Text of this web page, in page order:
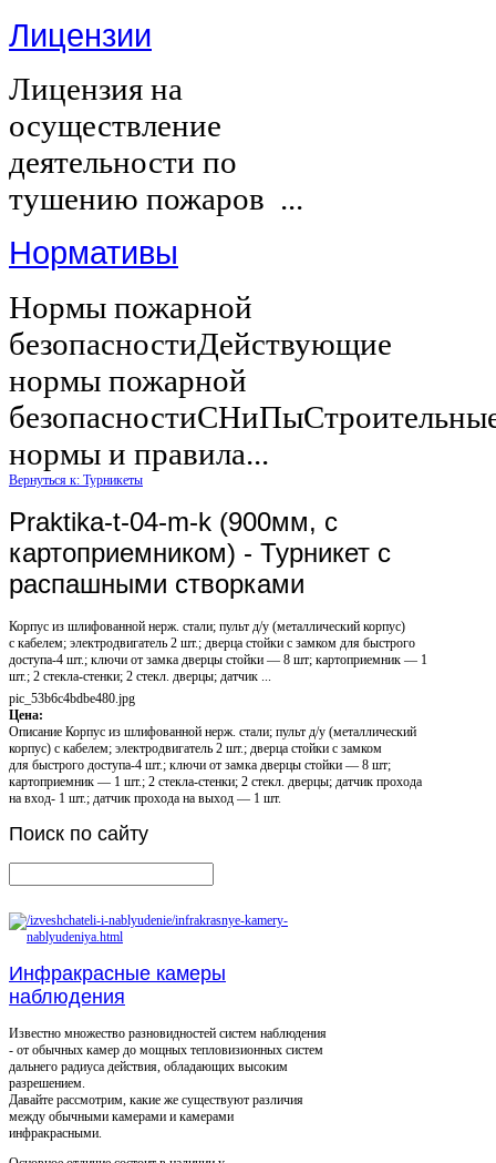
Лицензии
Лицензия на
осуществление
деятельности по
тушению пожаров ...
Нормативы
Нормы пожарной
безопасностиДействующие
нормы пожарной
нормы и правила...
Вернуться к: Турникеты
Praktika-t-04-m-k (900мм, с
картоприемником) - Турникет с
распашными створками
Корпус из шлифованной нерж. стали; пульт д/у (металлический корпус)
с кабелем; электродвигатель 2 шт.; дверца стойки с замком для быстрого
доступа-4 шт.; ключи от замка дверцы стойки — 8 шт; картоприемник — 1
шт.; 2 стекла-стенки; 2 стекл. дверцы; датчик ...
pic_53b6c4bdbe480.jpg
Цена:
Описание Корпус из шлифованной нерж. стали; пульт д/у (металлический
корпус) с кабелем; электродвигатель 2 шт.; дверца стойки с замком
для быстрого доступа-4 шт.; ключи от замка дверцы стойки — 8 шт;
картоприемник — 1 шт.; 2 стекла-стенки; 2 стекл. дверцы; датчик прохода
на вход- 1 шт.; датчик прохода на выход — 1 шт.
Поиск по сайту
Инфракрасные камеры
наблюдения
Известно множество разновидностей систем наблюдения
- от обычных камер до мощных тепловизионных систем
дальнего радиуса действия, обладающих высоким
разрешением.
Давайте рассмотрим, какие же существуют различия
между обычными камерами и камерами
инфракрасными.